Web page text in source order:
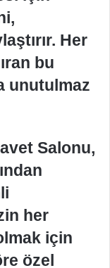
Her
bu
unutulmaz
Salonu,
her
için
özel